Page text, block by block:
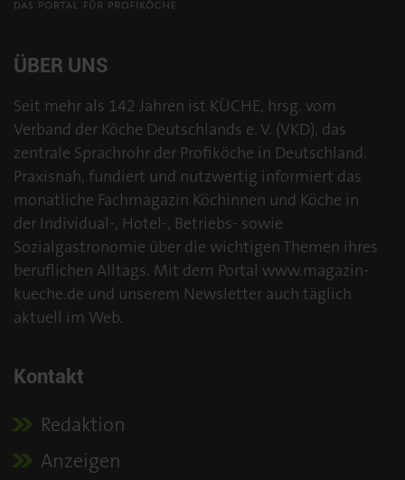
ÜBER UNS
Seit mehr als 142 Jahren ist KÜCHE, hrsg. vom
Verband der Köche Deutschlands e. V. (VKD), das
zentrale Sprachrohr der Profiköche in Deutschland.
Praxisnah, fundiert und nutzwertig informiert das
monatliche Fachmagazin Köchinnen und Köche in
der Individual-, Hotel-, Betriebs- sowie
Sozialgastronomie über die wichtigen Themen ihres
beruflichen Alltags. Mit dem Portal www.magazin-
kueche.de und unserem Newsletter auch täglich
aktuell im Web.
Kontakt
Redaktion
Anzeigen